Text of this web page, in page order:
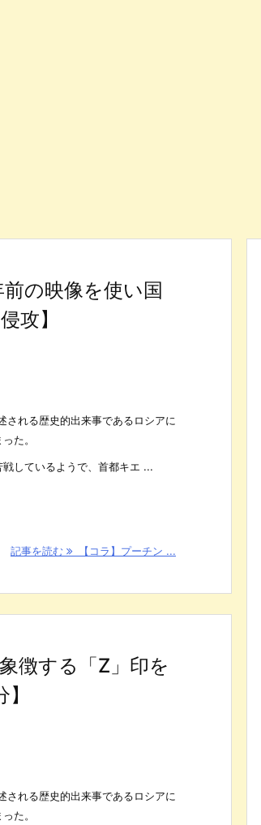
の映像を使い国
攻】
れる歴史的出来事であるロシアに
た。
しているようで、首都キエ ...
記事を読む 【コラ】プーチン ...
徴する「Z」印を
れる歴史的出来事であるロシアに
た。